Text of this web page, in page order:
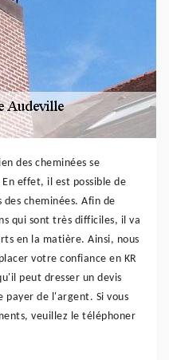
des cheminées se
effet, il est possible de
cheminées. Afin de
qui sont très difficiles, il va
en la matière. Ainsi, nous
votre confiance en KR
peut dresser un devis
payer de l'argent. Si vous
veuillez le téléphoner